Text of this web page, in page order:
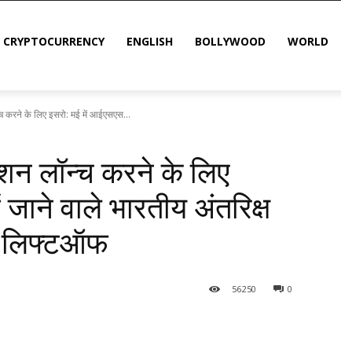
CRYPTOCURRENCY ENGLISH BOLLYWOOD WORLD
करने के लिए इसरो: मई में आईएसएस...
लॉन्च करने के लिए
वाले भारतीय अंतरिक्ष
लिफ्टऑफ
0
56250